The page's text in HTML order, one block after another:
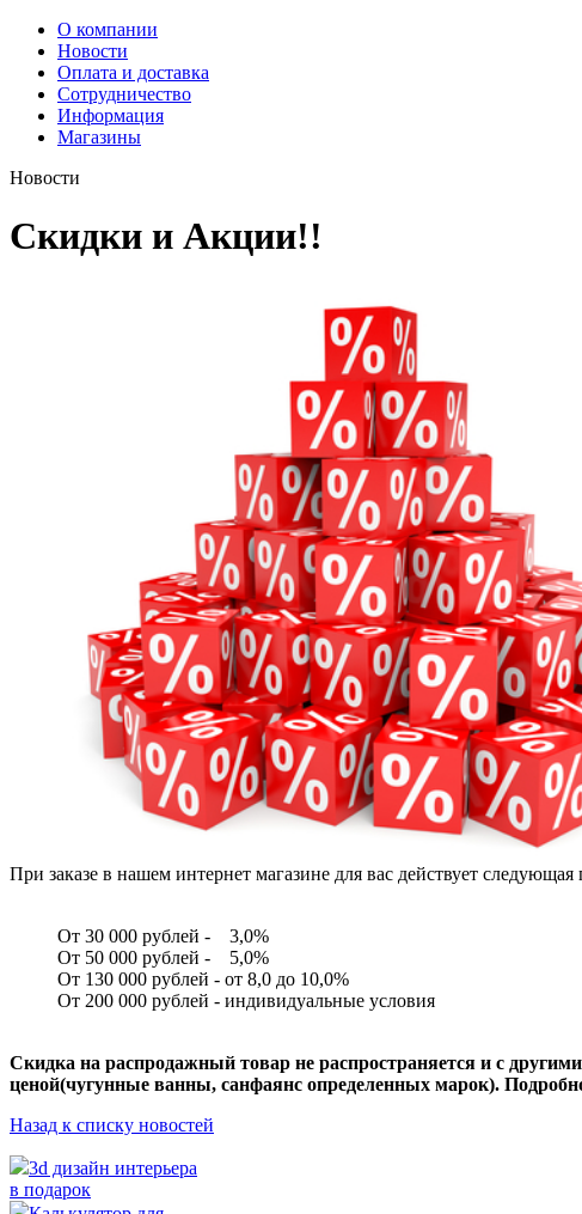
О компании
Новости
Оплата и доставка
Сотрудничество
Информация
Магазины
Новости
Скидки и Акции!!
При заказе в нашем интернет магазине для вас действует
От 30 000 рублей - 3,0%
От 50 000 рублей - 5,0%
От 130 000 рублей - от 8,0 до 10,0%
От 200 000 рублей - индивидуальные условия
Скидка на распродажный товар не распространяется и с
ценой(чугунные ванны, санфаянс определенных марок).
Назад к списку новостей
3d дизайн интерьера
в подарок